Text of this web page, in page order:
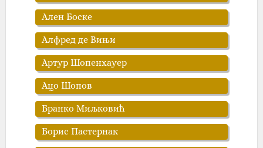
Ален Боске
Алфред де Вињи
Артур Шопенхауер
Ацо Шопов
Бранко Миљковић
Борис Пастернак